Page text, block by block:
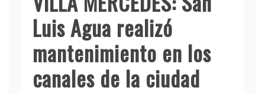
Luis Agua realizó
mantenimiento en los
canales de la ciudad